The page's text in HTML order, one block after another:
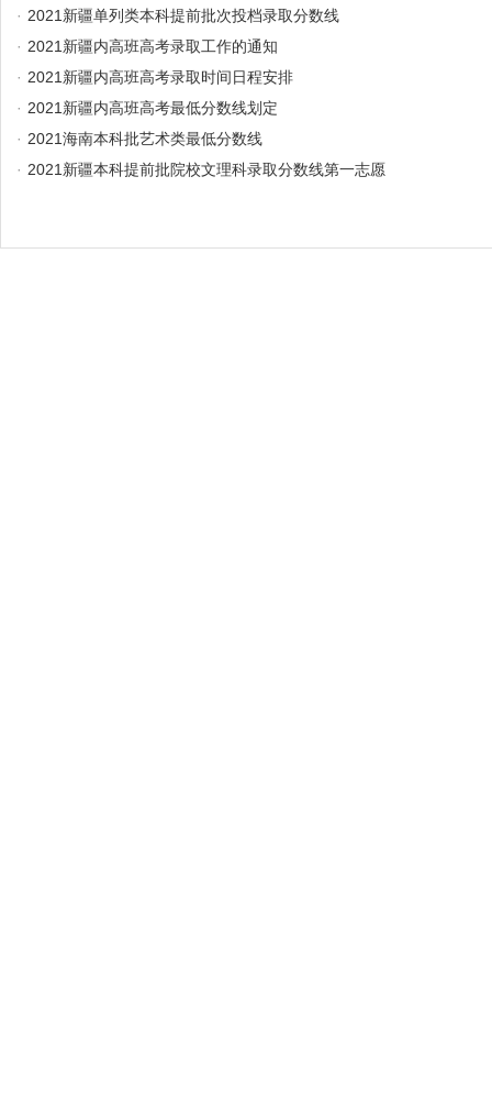
· 2021新疆单列类本科提前批次投档录取分数线
· 2021新疆内高班高考录取工作的通知
· 2021新疆内高班高考录取时间日程安排
· 2021新疆内高班高考最低分数线划定
· 2021海南本科批艺术类最低分数线
· 2021新疆本科提前批院校文理科录取分数线第一志愿